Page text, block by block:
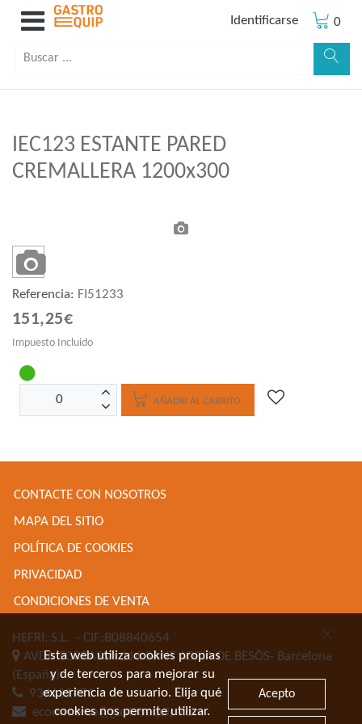
Identificarse 0
IEC123 ESTANTE PARED
CREMALLERA 1200x300
Referencia: FI51233
151,25€
Impuesto Incluido
AÑADIR AL CARRITO
CONTACTE CON NOSOTROS
MAPA DEL SITIO
POLÍTICA DE COOKIES
PRIVACIDAD
CONDICIONES DE VENTA
HEFRI, S.L. - CIF:B08840654
AVDA TORRASSA 116SANT ADRIA DE BESÒS- Barcelona
(España)
934622471
ecommerce@gastroequip.com
Esta web utiliza cookies propias
y de terceros para mejorar su
experiencia de usuario. Elija qué
cookies nos permite utilizar.
Acepto